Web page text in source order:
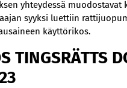
yhteydessä muodostavat
syyksi luettiin
käyttörikos.
TINGSRÄTTS